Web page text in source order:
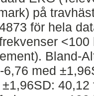
på
för hela
<100
Bland-
6,76 med
±1,96SD: